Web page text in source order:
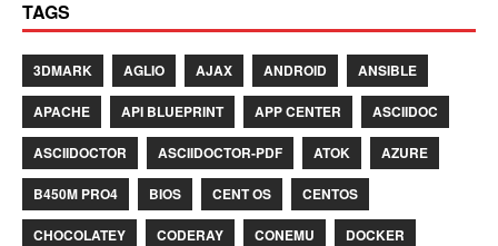
TAGS
3DMARK AGLIO AJAX ANDROID ANSIBLE
APACHE API BLUEPRINT APP CENTER ASCIIDOC
ASCIIDOCTOR ASCIIDOCTOR-PDF ATOK AZURE
B450M PRO4 BIOS CENT OS CENTOS
CHOCOLATEY CODERAY CONEMU DOCKER